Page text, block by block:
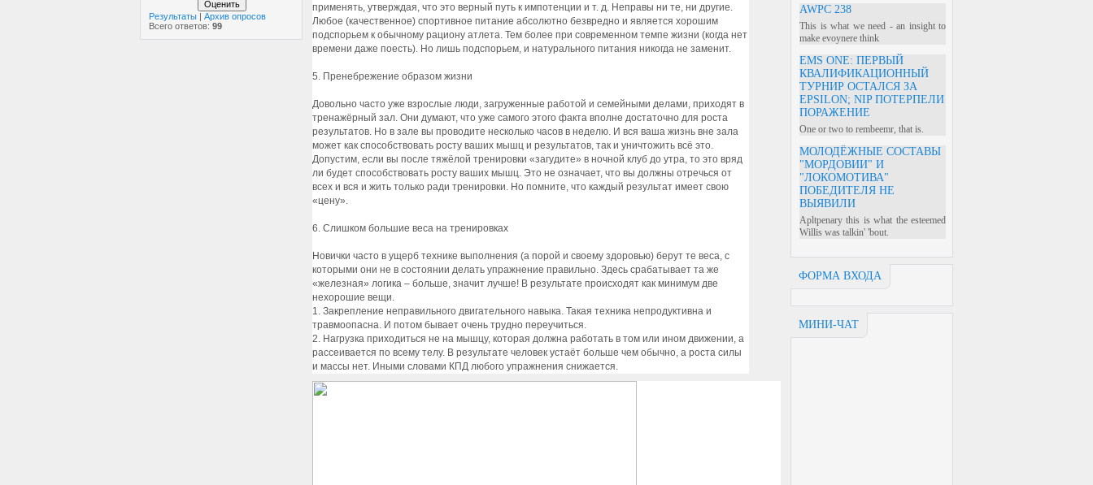
Результаты | Архив опросов
Всего ответов: 99
AWPC 238
This is what we need - an insight to
make evoynere think
EMS ONE: ПЕРВЫЙ
КВАЛИФИКАЦИОННЫЙ
ТУРНИР ОСТАЛСЯ ЗА
EPSILON; NIP ПОТЕРПЕЛИ
ПОРАЖЕНИЕ
One or two to rembeemr, that is.
МОЛОДЁЖНЫЕ СОСТАВЫ
"МОРДОВИИ" И
"ЛОКОМОТИВА"
ПОБЕДИТЕЛЯ НЕ
ВЫЯВИЛИ
Apltpenary this is what the esteemed
Willis was talkin' 'bout.
ФОРМА ВХОДА
МИНИ-ЧАТ
применять, утверждая, что это верный путь к импотенции и т. д. Неправы ни те, ни другие.
Любое (качественное) спортивное питание абсолютно безвредно и является хорошим
подспорьем к обычному рациону атлета. Тем более при современном темпе жизни (когда нет
времени даже поесть). Но лишь подспорьем, и натурального питания никогда не заменит.
5. Пренебрежение образом жизни
Довольно часто уже взрослые люди, загруженные работой и семейными делами, приходят в
тренажёрный зал. Они думают, что уже самого этого факта вполне достаточно для роста
результатов. Но в зале вы проводите несколько часов в неделю. И вся ваша жизнь вне зала
может как способствовать росту ваших мышц и результатов, так и уничтожить всё это.
Допустим, если вы после тяжёлой тренировки «загудите» в ночной клуб до утра, то это вряд
ли будет способствовать росту ваших мышц. Это не означает, что вы должны отречься от
всех и вся и жить только ради тренировки. Но помните, что каждый результат имеет свою
«цену».
6. Слишком большие веса на тренировках
Новички часто в ущерб технике выполнения (а порой и своему здоровью) берут те веса, с
которыми они не в состоянии делать упражнение правильно. Здесь срабатывает та же
«железная» логика – больше, значит лучше! В результате происходят как минимум две
нехорошие вещи.
1. Закрепление неправильного двигательного навыка. Такая техника непродуктивна и
травмоопасна. И потом бывает очень трудно переучиться.
2. Нагрузка приходиться не на мышцу, которая должна работать в том или ином движении, а
рассеивается по всему телу. В результате человек устаёт больше чем обычно, а роста силы
и массы нет. Иными словами КПД любого упражнения снижается.